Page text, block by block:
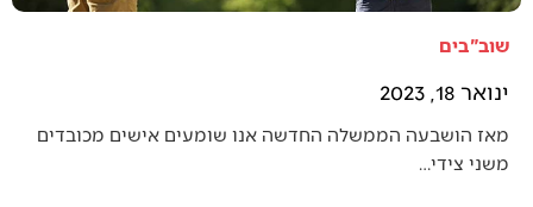
שוב"בים
ינואר 18, 2023
מאז הושבעה הממשלה החדשה אנו שומעים אישים מכובדים
משני צידי…